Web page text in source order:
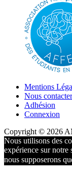
Mentions
Nous contacter
Adhésion
Connexion
Copyright © 2026
Nous utilisons des
expérience sur notre
nous supposerons